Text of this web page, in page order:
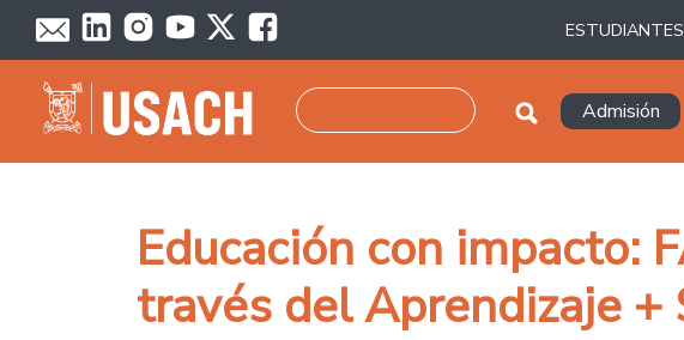
Pasar al contenido principal
ESTUDIANTES
Admisión
Educación con impacto:
través del Aprendizaje +